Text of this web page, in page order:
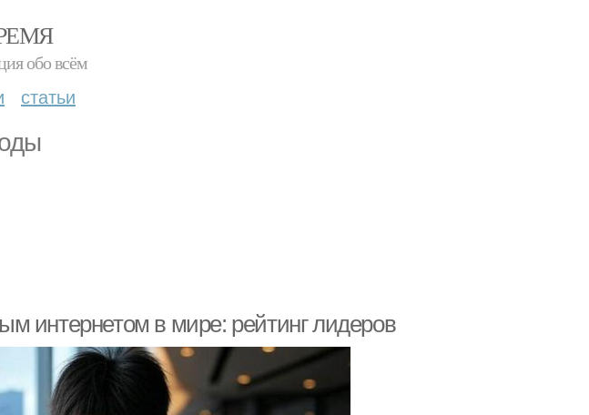
обо всём
статьи
интернетом в мире: рейтинг лидеров